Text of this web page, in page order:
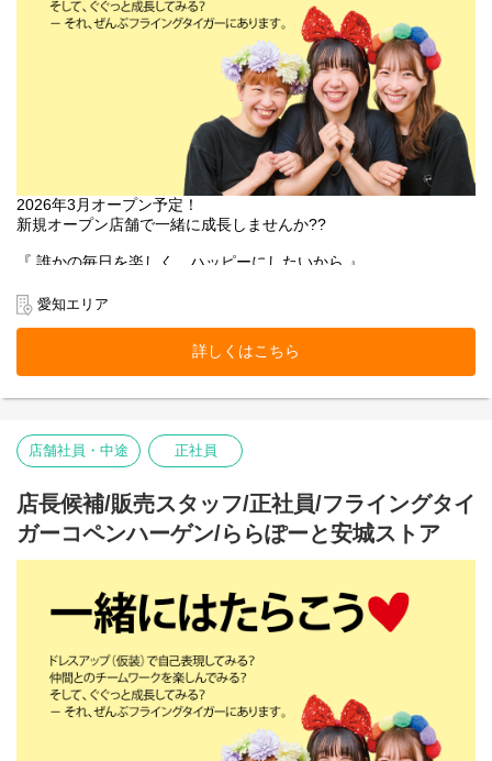
2026年3月オープン予定！
新規オープン店舗で一緒に成長しませんか??
『 誰かの毎日を楽しく、ハッピーにしたいから 』
ストアに入っただけでワクワク楽しくなる。
いつ来ても新しいハッピーとサプライズがあふれている。
お客様にそんな体験をお届けできるのは、
働くスタッフ自身がブランドのファンで、商品を愛しているか
ら。
そして売り場づくりを伸び伸び楽しめるカルチャーがあるから。
お客様だけでなく、スタッフも自然に笑顔になれるのが
Flying Tiger Copenhagenという場所です。
■お店の雰囲気はブログでご覧いただけます！
https://blog.jp.flyingtiger.com/brand/flying-tiger-copenhagen
愛知エリア
詳しくはこちら
店舗社員・中途 正社員
店長候補/販売スタッフ/正社員/フライングタイ
ガーコペンハーゲン/ららぽーと安城ストア